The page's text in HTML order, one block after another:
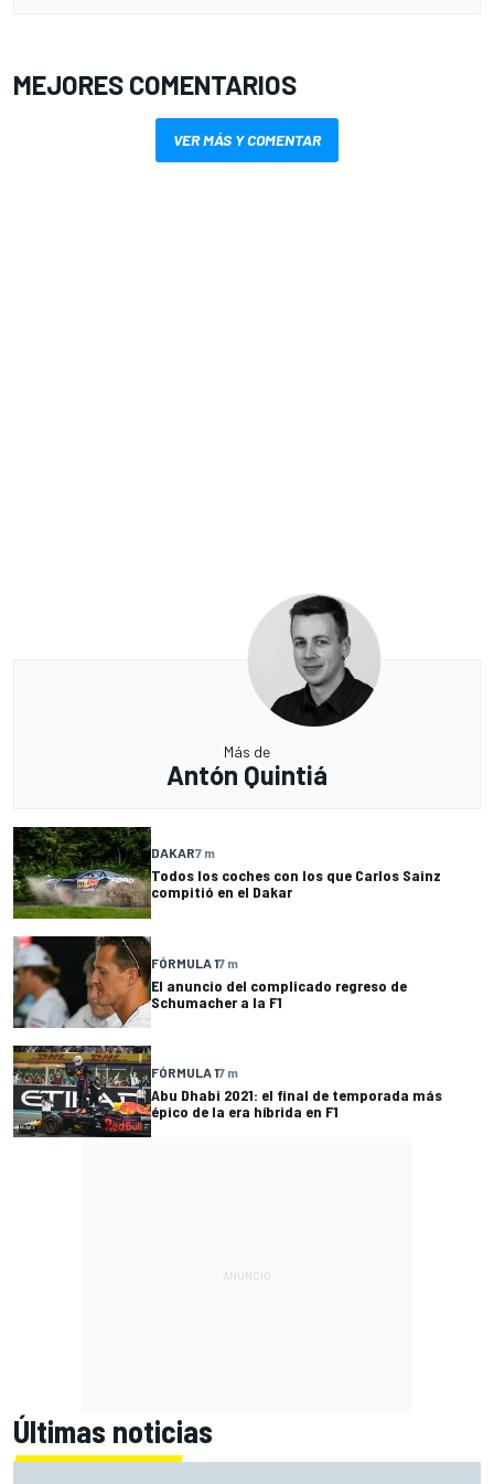
MEJORES COMENTARIOS
VER MÁS Y COMENTAR
Más de
Antón Quintiá
DAKAR7 m
Todos los coches con los que Carlos Sainz
compitió en el Dakar
FÓRMULA 17 m
El anuncio del complicado regreso de
Schumacher a la F1
FÓRMULA 17 m
Abu Dhabi 2021: el final de temporada más
épico de la era híbrida en F1
Últimas noticias